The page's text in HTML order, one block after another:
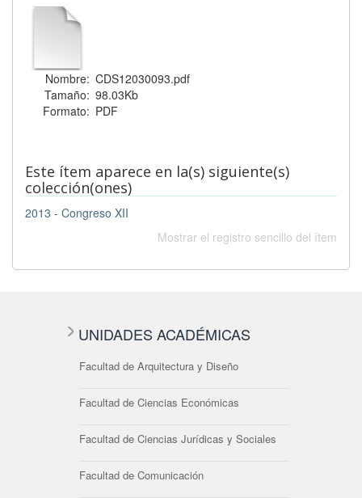
Nombre: CDS12030093.pdf
Tamaño: 98.03Kb
Formato: PDF
Este ítem aparece en la(s) siguiente(s)
colección(ones)
2013 - Congreso XII
Mostrar el registro sencillo del ítem
UNIDADES ACADÉMICAS
Facultad de Arquitectura y Diseño
Facultad de Ciencias Económicas
Facultad de Ciencias Jurídicas y Sociales
Facultad de Comunicación